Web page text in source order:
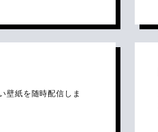
壁紙を随時配信しま